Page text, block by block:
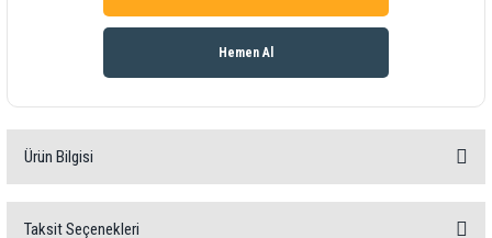
Hemen Al
Ürün Bilgisi
Ürün bilgisi
Taksit Seçenekleri